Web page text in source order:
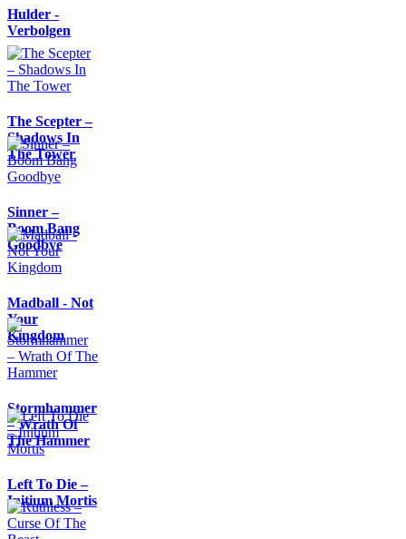
Hulder -
Verbolgen
The Scepter –
Shadows In
The Tower
Sinner –
Boom Bang
Goodbye
Madball - Not
Your
Kingdom
Stormhammer
– Wrath Of
The Hammer
Left To Die –
Initium Mortis